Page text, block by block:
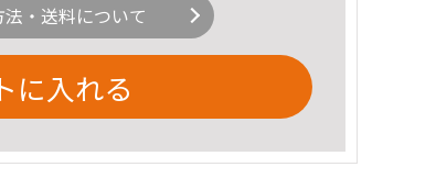
・送料について
に入れる